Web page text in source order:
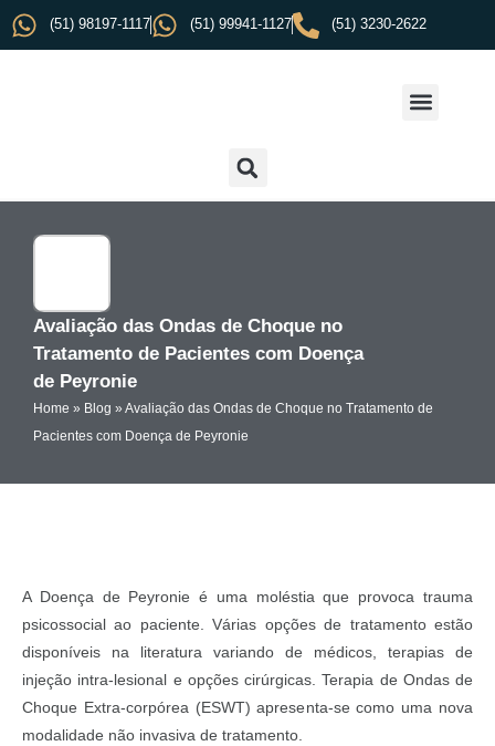
(51) 98197-1117 (51) 99941-1127 (51) 3230-2622
Avaliação das Ondas de Choque no
Tratamento de Pacientes com Doença
de Peyronie
Home » Blog » Avaliação das Ondas de Choque no Tratamento de
Pacientes com Doença de Peyronie
A Doença de Peyronie é uma moléstia que provoca trauma
psicossocial ao paciente. Várias opções de tratamento estão
disponíveis na literatura variando de médicos, terapias de
injeção intra-lesional e opções cirúrgicas. Terapia de Ondas de
Choque Extra-corpórea (ESWT) apresenta-se como uma nova
modalidade não invasiva de tratamento.